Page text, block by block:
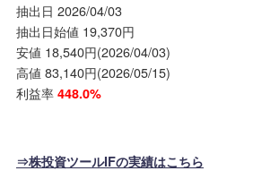
抽出日 2026/04/03
抽出日始値 19,370円
安値 18,540円(2026/04/03)
高値 83,140円(2026/05/15)
利益率 448.0%
⇒株投資ツールIFの実績はこちら